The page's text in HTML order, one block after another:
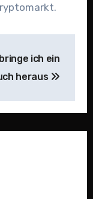
ich ein
heraus